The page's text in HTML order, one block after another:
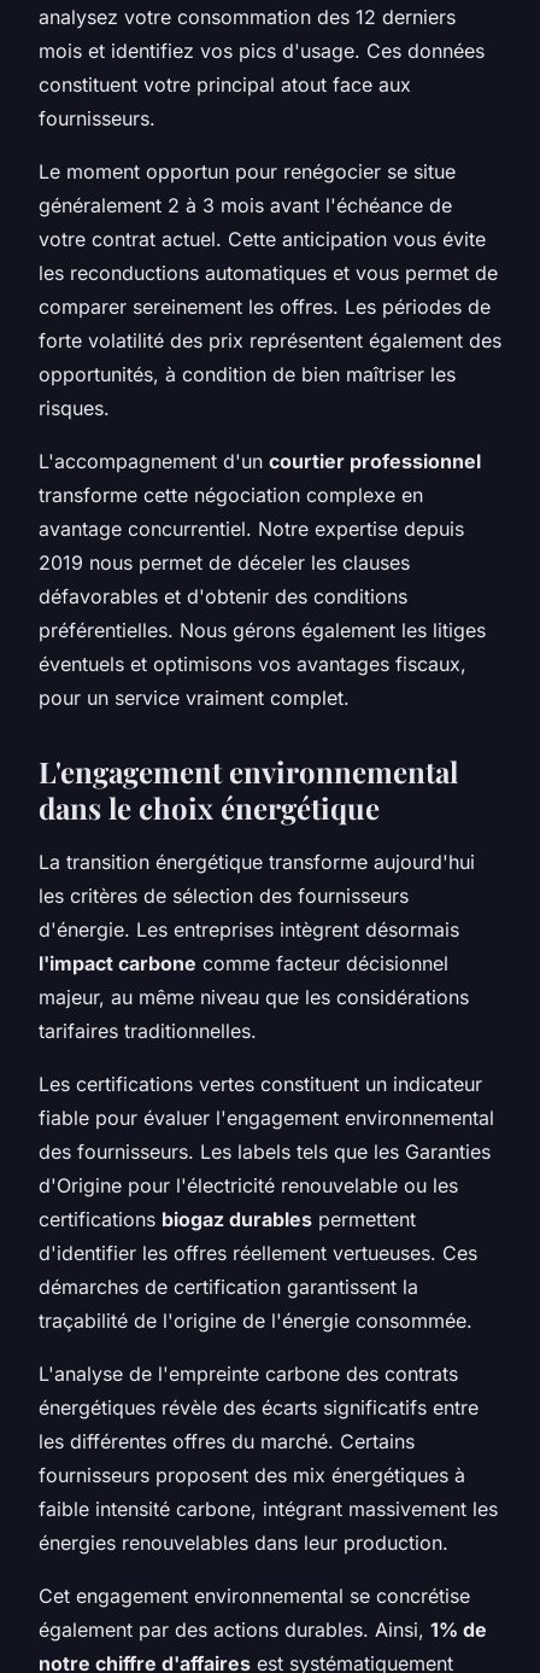
analysez votre consommation des 12 derniers
mois et identifiez vos pics d'usage. Ces données
constituent votre principal atout face aux
fournisseurs.
Le moment opportun pour renégocier se situe
généralement 2 à 3 mois avant l'échéance de
votre contrat actuel. Cette anticipation vous évite
les reconductions automatiques et vous permet de
comparer sereinement les offres. Les périodes de
forte volatilité des prix représentent également des
opportunités, à condition de bien maîtriser les
risques.
L'accompagnement d'un courtier professionnel
transforme cette négociation complexe en
avantage concurrentiel. Notre expertise depuis
2019 nous permet de déceler les clauses
défavorables et d'obtenir des conditions
préférentielles. Nous gérons également les litiges
éventuels et optimisons vos avantages fiscaux,
pour un service vraiment complet.
L'engagement environnemental
dans le choix énergétique
La transition énergétique transforme aujourd'hui
les critères de sélection des fournisseurs
d'énergie. Les entreprises intègrent désormais
l'impact carbone comme facteur décisionnel
majeur, au même niveau que les considérations
tarifaires traditionnelles.
Les certifications vertes constituent un indicateur
fiable pour évaluer l'engagement environnemental
des fournisseurs. Les labels tels que les Garanties
d'Origine pour l'électricité renouvelable ou les
certifications biogaz durables permettent
d'identifier les offres réellement vertueuses. Ces
démarches de certification garantissent la
traçabilité de l'origine de l'énergie consommée.
L'analyse de l'empreinte carbone des contrats
énergétiques révèle des écarts significatifs entre
les différentes offres du marché. Certains
fournisseurs proposent des mix énergétiques à
faible intensité carbone, intégrant massivement les
énergies renouvelables dans leur production.
Cet engagement environnemental se concrétise
également par des actions durables. Ainsi, 1% de
notre chiffre d'affaires est systématiquement